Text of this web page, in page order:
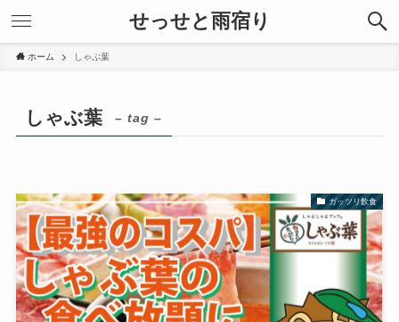
せっせと雨宿り
ホーム しゃぶ葉
しゃぶ葉 – tag –
ガッツリ飲食